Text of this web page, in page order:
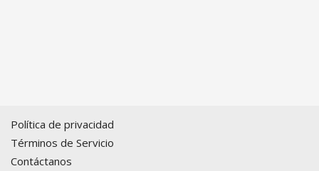
Política de privacidad
Términos de Servicio
Contáctanos